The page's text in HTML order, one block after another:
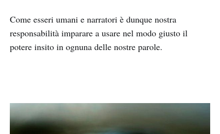
Come esseri umani e narratori è dunque nostra
responsabilità imparare a usare nel modo giusto il
potere insito in ognuna delle nostre parole.